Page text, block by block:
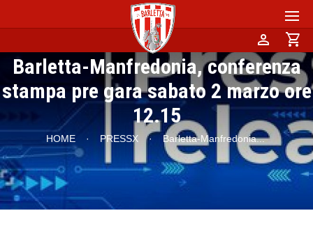
person shopping_cart
Barletta-Manfredonia, conferenza
stampa pre gara sabato 2 marzo ore
12.15
HOME · PRESSX · Barletta-Manfredonia...